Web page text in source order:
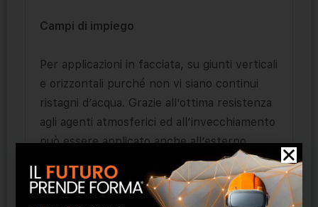
Campi di impiego
Per applicazioni in facciata, su giunti verticali
e orizzontali purché non vi siano continui
ristagni d’acqua. Grazie all’ottima resistenza
agli agenti atmosferici ed all’invecchiamento
può essere applicato anche all’esterno.
Verniciabile dopo indurimento. Ottima
adesione sui supporti porosi, anche umidi:
intonaci di finitura, malta fina o